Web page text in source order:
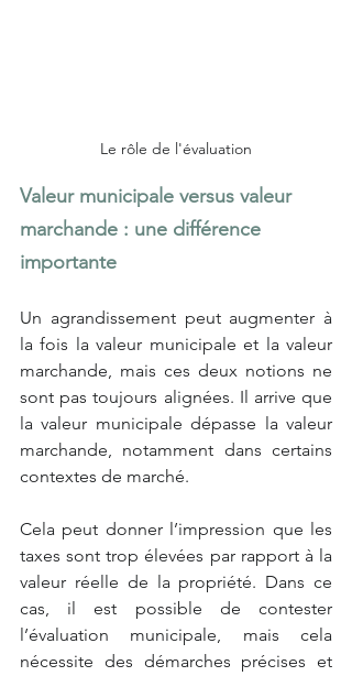
Le rôle de l'évaluation
Valeur municipale versus valeur
marchande : une différence
importante
Un agrandissement peut augmenter à
la fois la valeur municipale et la valeur
marchande, mais ces deux notions ne
sont pas toujours alignées. Il arrive que
la valeur municipale dépasse la valeur
marchande, notamment dans certains
contextes de marché.
Cela peut donner l’impression que les
taxes sont trop élevées par rapport à la
valeur réelle de la propriété. Dans ce
cas, il est possible de contester
l’évaluation municipale, mais cela
nécessite des démarches précises et